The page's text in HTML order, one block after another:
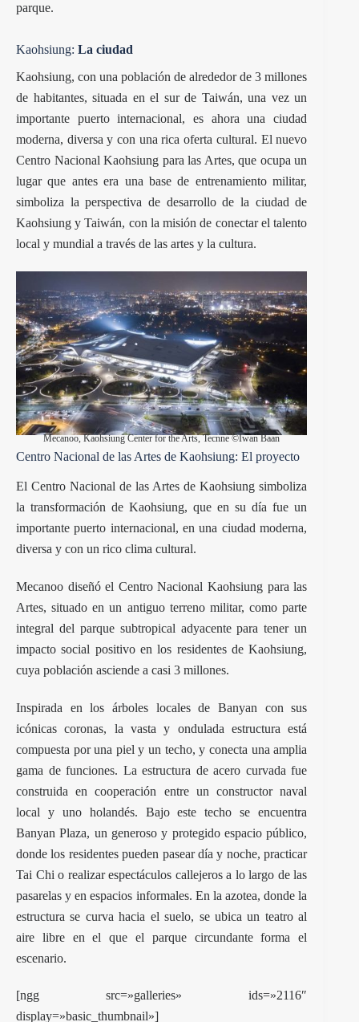
parque.
Kaohsiung: La ciudad
Kaohsiung, con una población de alrededor de 3 millones
de habitantes, situada en el sur de Taiwán, una vez un
importante puerto internacional, es ahora una ciudad
moderna, diversa y con una rica oferta cultural. El nuevo
Centro Nacional Kaohsiung para las Artes, que ocupa un
lugar que antes era una base de entrenamiento militar,
simboliza la perspectiva de desarrollo de la ciudad de
Kaohsiung y Taiwán, con la misión de conectar el talento
local y mundial a través de las artes y la cultura.
Mecanoo, Kaohsiung Center for the Arts, Tecnne ©Iwan Baan
Centro Nacional de las Artes de Kaohsiung: El proyecto
El Centro Nacional de las Artes de Kaohsiung simboliza
la transformación de Kaohsiung, que en su día fue un
importante puerto internacional, en una ciudad moderna,
diversa y con un rico clima cultural.
Mecanoo diseñó el Centro Nacional Kaohsiung para las
Artes, situado en un antiguo terreno militar, como parte
integral del parque subtropical adyacente para tener un
impacto social positivo en los residentes de Kaohsiung,
cuya población asciende a casi 3 millones.
Inspirada en los árboles locales de Banyan con sus
icónicas coronas, la vasta y ondulada estructura está
compuesta por una piel y un techo, y conecta una amplia
gama de funciones. La estructura de acero curvada fue
construida en cooperación entre un constructor naval
local y uno holandés. Bajo este techo se encuentra
Banyan Plaza, un generoso y protegido espacio público,
donde los residentes pueden pasear día y noche, practicar
Tai Chi o realizar espectáculos callejeros a lo largo de las
pasarelas y en espacios informales. En la azotea, donde la
estructura se curva hacia el suelo, se ubica un teatro al
aire libre en el que el parque circundante forma el
escenario.
[ngg src=»galleries» ids=»2116″
display=»basic_thumbnail»]